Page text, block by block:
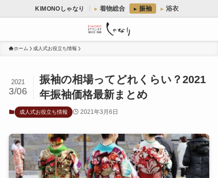
KIMONOしゃなり 着物総合 振袖 浴衣
ホーム 成人式お役立ち情報
振袖の相場ってどれくらい？2021
年振袖価格最新まとめ
2021
3/06
成人式お役立ち情報 2021年3月6日